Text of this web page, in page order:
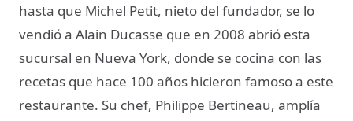
hasta que Michel Petit, nieto del fundador, se lo
vendió a Alain Ducasse que en 2008 abrió esta
sucursal en Nueva York, donde se cocina con las
recetas que hace 100 años hicieron famoso a este
restaurante. Su chef, Philippe Bertineau, amplía